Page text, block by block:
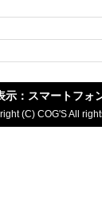
示：スマートフォン
(C) COG'S All